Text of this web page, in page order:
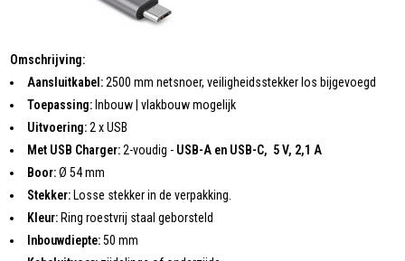
Omschrijving:
Aansluitkabel:2500 mm netsnoer, veiligheidsstekker los bijgevoegd
Toepassing: Inbouw | vlakbouw mogelijk
Uitvoering:2 x USB
Met USB Charger:2-voudig - USB-A en USB-C, 5 V, 2,1 A
Boor:Ø 54 mm
Stekker: Losse stekker in de verpakking.
Kleur: Ring roestvrij staal geborsteld
Inbouwdiepte:50 mm